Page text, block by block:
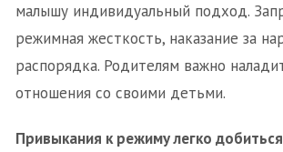
малышу индивидуальный подход.
режимная жесткость, наказание за
распорядка. Родителям важно
отношения со своими детьми.
Привыкания к режиму легко